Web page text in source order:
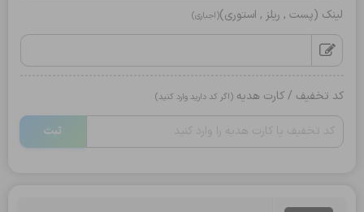
لینک (پست , ریلز , استوری)(اجباری)
کد تخفیف / کارت هدیه(اگر کد دارید وارد کنید)
ثبت